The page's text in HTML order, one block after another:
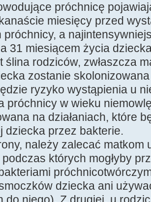
próchnicę
miesięcy przed
próchnicy, a
31 miesiącem życia
ślina rodziców, zwłaszcza
zostanie
ryzyko wystąpienia u
próchnicy w wieku
na działaniach, które
dziecka przez bakterie.
należy zalecać matkom
których mogłyby
dziecka ani